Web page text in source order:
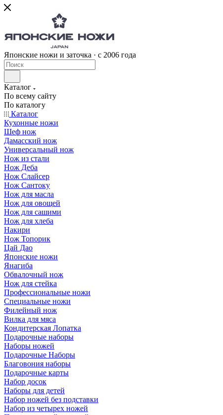
Японские ножи и заточка · с 2006 года
Каталог
По всему сайту
По каталогу
Каталог
Кухонные ножи
Шеф нож
Дамасский нож
Универсальный нож
Нож из стали
Нож Деба
Нож Слайсер
Нож Сантоку
Нож для масла
Нож для овощей
Нож для сашими
Нож для хлеба
Накири
Нож Топорик
Цай Дао
Японские ножи
Янагиба
Обвалочный нож
Нож для стейка
Профессиональные ножи
Специальные ножи
Филейный нож
Вилка для мяса
Кондитерская Лопатка
Подарочные наборы
Наборы ножей
Подарочные Наборы
Благовония наборы
Подарочные карты
Набор досок
Наборы для детей
Набор ножей без подставки
Набор из четырех ножей